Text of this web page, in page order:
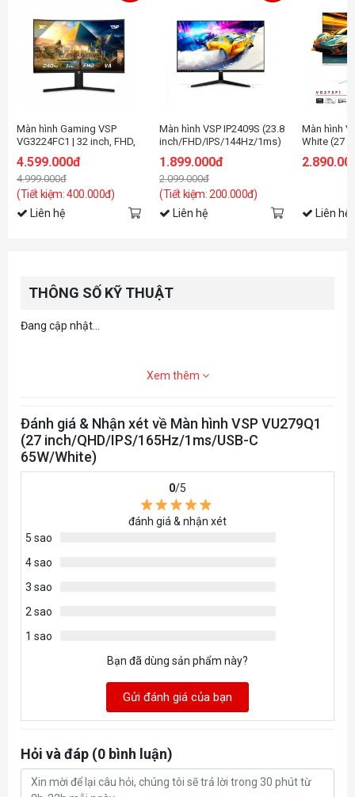
Màn hình Gaming VSP
VG3224FC1 | 32 inch, FHD,
4.599.000đ
4.999.000đ
(Tiết kiệm: 400.000đ)
Liên hệ
Màn hình VSP IP2409S (23.8
inch/FHD/IPS/144Hz/1ms)
1.899.000đ
2.099.000đ
(Tiết kiệm: 200.000đ)
Liên hệ
Màn hình
White (27
Liên hệ
THÔNG SỐ KỸ THUẬT
Đang cập nhật...
Xem thêm
Đánh giá & Nhận xét về Màn hình VSP VU279Q1
(27 inch/QHD/IPS/165Hz/1ms/USB-C
65W/White)
0/5
đánh giá & nhận xét
5 sao
4 sao
3 sao
2 sao
1 sao
Bạn đã dùng sản phẩm này?
Gửi đánh giá của bạn
Hỏi và đáp (0 bình luận)